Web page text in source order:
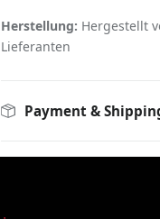
Herstellung: Hergestellt
Lieferanten
Payment &